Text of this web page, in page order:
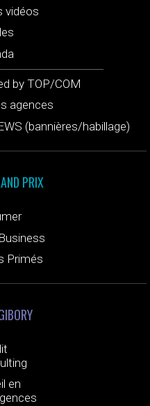
vidéos
by TOP/COM
agences
(bannières/habillage)
PRIX
Primés
en